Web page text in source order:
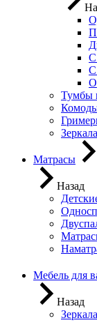
С
С
Тумбы
Зеркала
Матрасы
Назад
Мебель для
Назад
Зеркала